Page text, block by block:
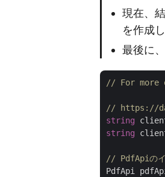
現在、
を作成
最後に、
// For more
// https://
string
string
// PdfApiのイ
PdfApi